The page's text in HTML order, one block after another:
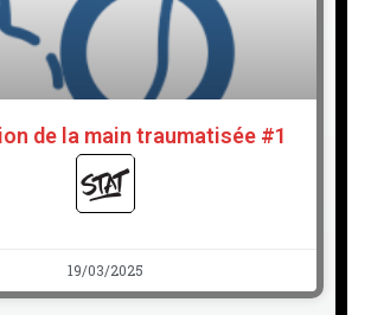
de la main traumatisée #1
19/03/2025